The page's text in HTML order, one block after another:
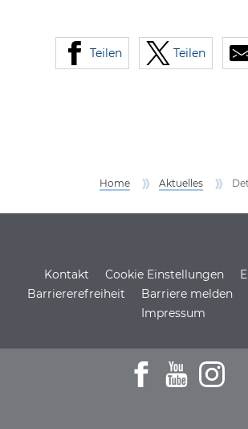
Teilen Teilen
Home Aktuelles
Service Informationen
Kontakt Cookie Einstellungen
Barriererefreiheit
Barriere melden
Impressum
Zum Zu denZum